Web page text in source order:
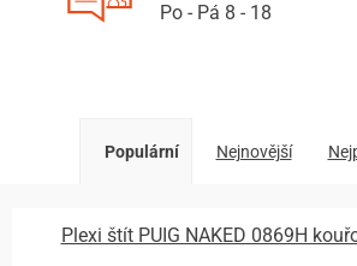
Po - Pá 8 - 18
Populární Nejnovější
Plexi štít PUIG NAKED 0869H